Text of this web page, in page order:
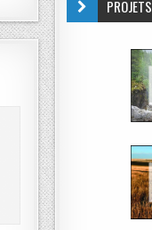
PROJETS